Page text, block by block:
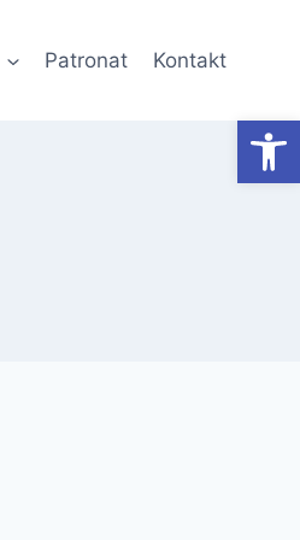
Patronat Kontakt